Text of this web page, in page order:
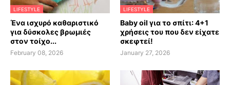
LIFESTYLE
Ένα ισχυρό καθαριστικό
για δύσκολες βρωμιές
στον τοίχο...
February 08, 2026
LIFESTYLE
Baby oil για το σπίτι: 4+1
χρήσεις του που δεν είχατε
σκεφτεί!
January 27, 2026